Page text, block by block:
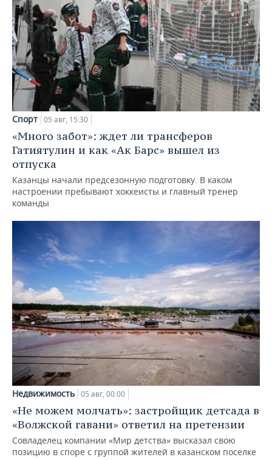
Спорт 05 авг, 15:30
«Много забот»: ждет ли трансферов
Гатиятулин и как «Ак Барс» вышел из
отпуска
Казанцы начали предсезонную подготовку. В каком
настроении пребывают хоккеисты и главный тренер
команды
Недвижимость 05 авг, 00:00
«Не можем молчать»: застройщик детсада в
«Волжской гавани» ответил на претензии
Совладелец компании «Мир детства» высказал свою
позицию в споре с группой жителей в казанском поселке